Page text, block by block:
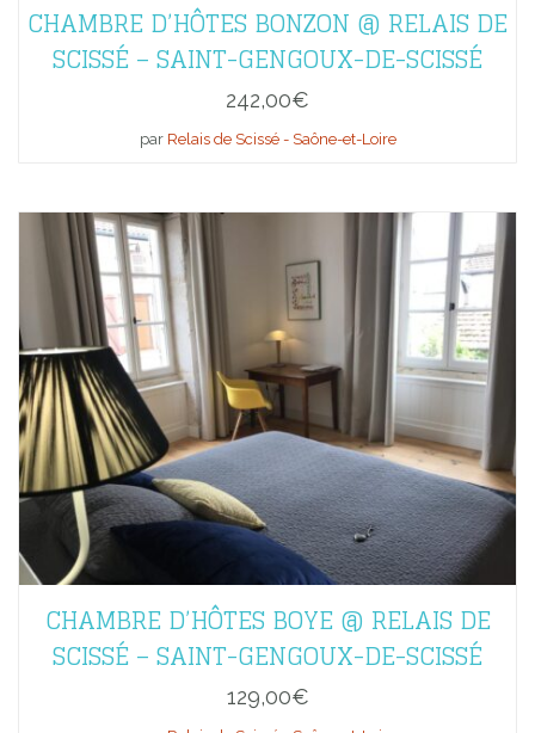
CHAMBRE D’HÔTES BONZON @ RELAIS DE
SCISSÉ – SAINT-GENGOUX-DE-SCISSÉ
242,00€
par Relais de Scissé - Saône-et-Loire
CHAMBRE D’HÔTES BOYE @ RELAIS DE
SCISSÉ – SAINT-GENGOUX-DE-SCISSÉ
129,00€